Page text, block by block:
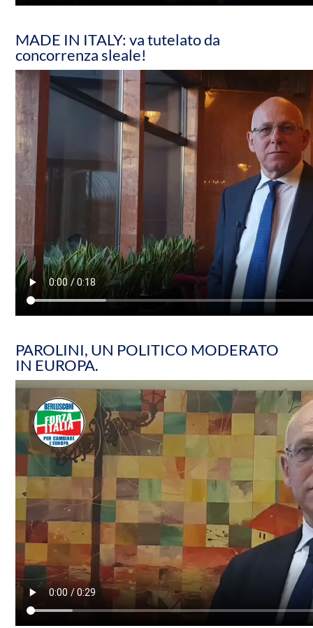
MADE IN ITALY: va tutelato da
concorrenza sleale!
PAROLINI, UN POLITICO MODERATO
IN EUROPA.